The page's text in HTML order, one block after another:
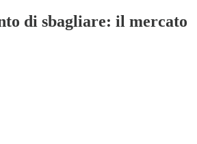
di sbagliare: il mercato